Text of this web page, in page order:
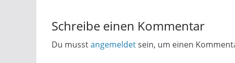
Schreibe einen Kommentar
Du musstangemeldetsein, um einen